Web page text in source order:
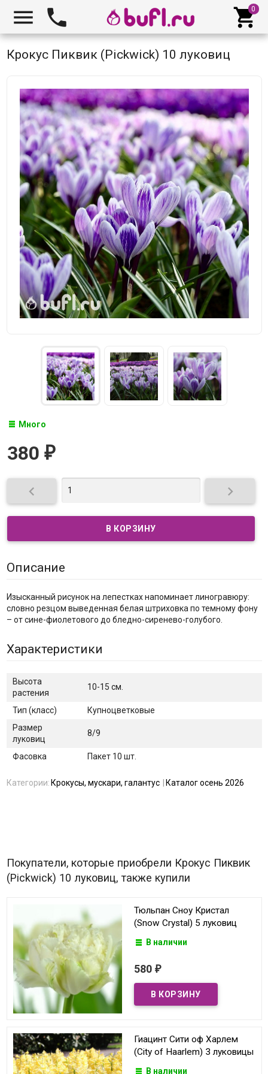
  
Крокус Пиквик (Pickwick) 10 луковиц
Много
380 ₽
 
Описание
Изысканный рисунок на лепестках напоминает линогравюру:
словно резцом выведенная белая штриховка по темному фону
– от сине-фиолетового до бледно-сиренево-голубого.
Характеристики
Высота
растения
10-15 см.
Тип (класс)
Купноцветковые
Размер
луковиц
8/9
Фасовка Пакет 10 шт.
Категории: Крокусы, мускари, галантус Каталог осень 2026
Покупатели, которые приобрели Крокус Пиквик
(Pickwick) 10 луковиц, также купили
Тюльпан Сноу Кристал
(Snow Crystal) 5 луковиц
В наличии
580 ₽
Гиацинт Сити оф Харлем
(City of Haarlem) 3 луковицы
В наличии